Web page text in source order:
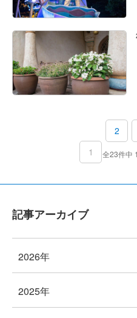
1
2
全23件中
記事アーカイブ
2026年
2025年